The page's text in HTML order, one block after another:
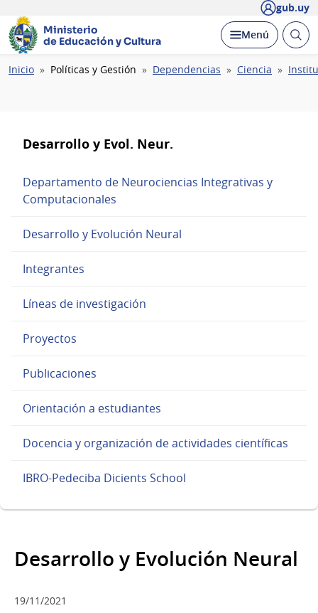
gub.uy
Ministerio
de Educación y Cultura
Desplegar
Menú Abrir
Ruta
Inicio Políticas y Gestión Dependencias Ciencia
Desarrollo y Evol. Neur.
Departamento de Neurociencias Integrativas y
Computacionales
Desarrollo y Evolución Neural
Integrantes
Líneas de investigación
Proyectos
Publicaciones
Orientación a estudiantes
Docencia y organización de actividades científicas
IBRO-Pedeciba Dicients School
Desarrollo y Evolución Neural
19/11/2021